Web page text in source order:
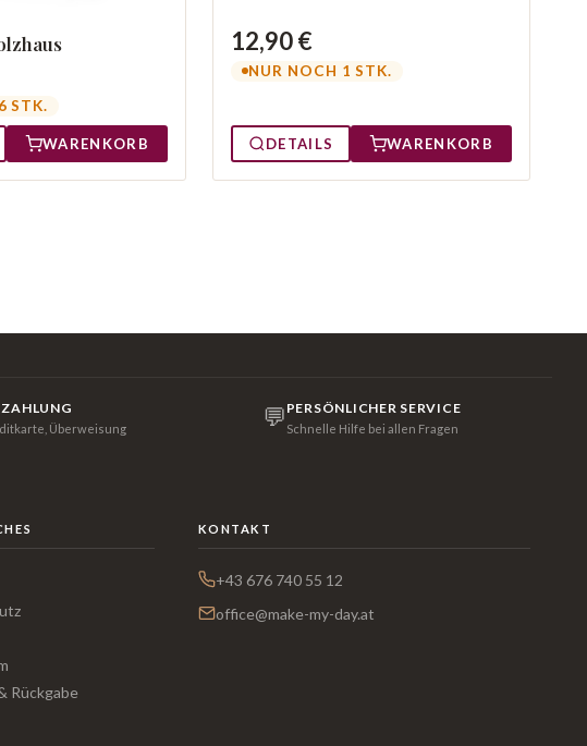
STK.
WARENKORB
12,90 €
NUR NOCH 1 STK.
DETAILS WARENKORB
ZAHLUNG
Überweisung 💬 PERSÖNLICHER SERVICE
Schnelle Hilfe bei allen Fragen
Rückgabe
KONTAKT
+43 676 740 55 12
office@make-my-day.at